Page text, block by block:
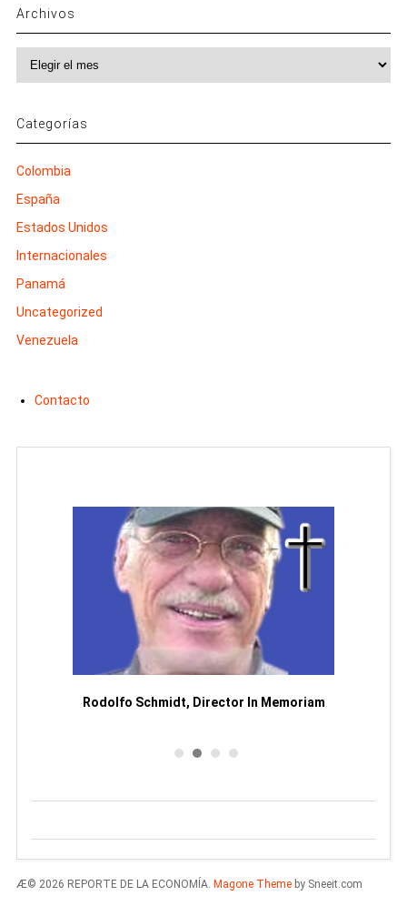
Archivos
Categorías
Colombia
España
Estados Unidos
Internacionales
Panamá
Uncategorized
Venezuela
Contacto
Rodolfo Schmidt, Director In Memoriam
Æ© 2026 REPORTE DE LA ECONOMÍA. Magone Themeby Sneeit.com